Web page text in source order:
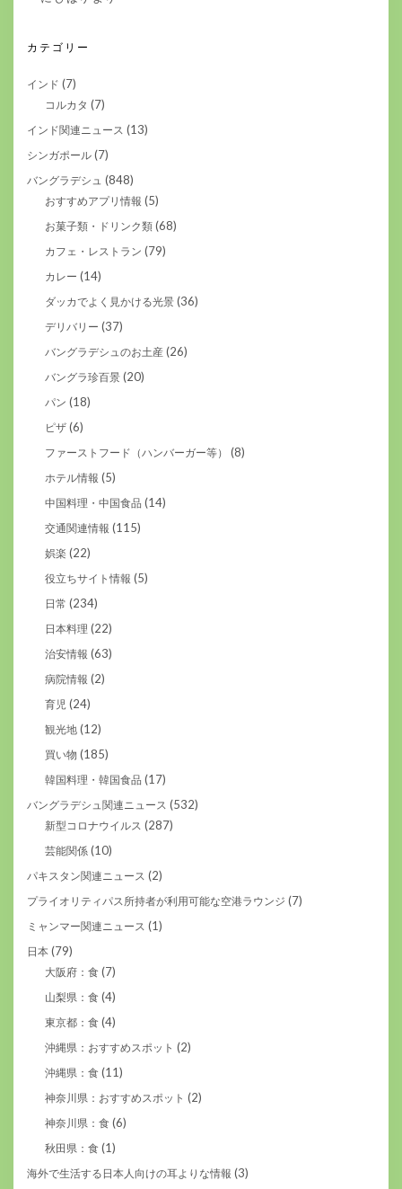
カテゴリー
インド (7)
コルカタ (7)
インド関連ニュース (13)
シンガポール (7)
バングラデシュ (848)
おすすめアプリ情報 (5)
お菓子類・ドリンク類 (68)
カフェ・レストラン (79)
カレー (14)
ダッカでよく見かける光景 (36)
デリバリー (37)
バングラデシュのお土産 (26)
バングラ珍百景 (20)
パン (18)
ピザ (6)
ファーストフード（ハンバーガー等） (8)
ホテル情報 (5)
中国料理・中国食品 (14)
交通関連情報 (115)
娯楽 (22)
役立ちサイト情報 (5)
日常 (234)
日本料理 (22)
治安情報 (63)
病院情報 (2)
育児 (24)
観光地 (12)
買い物 (185)
韓国料理・韓国食品 (17)
バングラデシュ関連ニュース (532)
新型コロナウイルス (287)
芸能関係 (10)
パキスタン関連ニュース (2)
プライオリティパス所持者が利用可能な空港ラウンジ (7)
ミャンマー関連ニュース (1)
日本 (79)
大阪府：食 (7)
山梨県：食 (4)
東京都：食 (4)
沖縄県：おすすめスポット (2)
沖縄県：食 (11)
神奈川県：おすすめスポット (2)
神奈川県：食 (6)
秋田県：食 (1)
海外で生活する日本人向けの耳よりな情報 (3)